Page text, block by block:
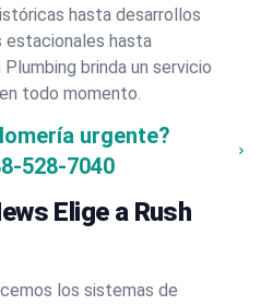
hasta desarrollos
estacionales hasta
brinda un servicio
todo momento.
urgente?
528-7040
Elige a Rush
los sistemas de